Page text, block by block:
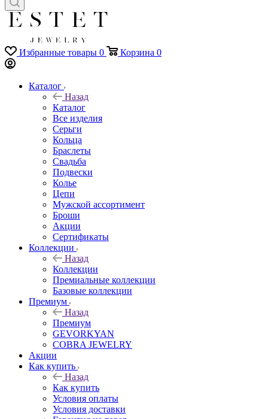
Избранные товары 0 Корзина 0
Каталог
Назад
Каталог
Все изделия
Серьги
Кольца
Браслеты
Свадьба
Подвески
Колье
Цепи
Мужской ассортимент
Броши
Акции
Сертификаты
Коллекции
Назад
Коллекции
Премиальные коллекции
Базовые коллекции
Премиум
Назад
Премиум
GEVORKYAN
COBRA JEWELRY
Акции
Как купить
Назад
Как купить
Условия оплаты
Условия доставки